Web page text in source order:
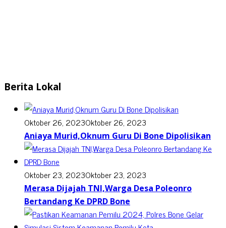
Berita Lokal
Oktober 26, 2023Oktober 26, 2023
Aniaya Murid,Oknum Guru Di Bone Dipolisikan
Oktober 23, 2023Oktober 23, 2023
Merasa Dijajah TNI,Warga Desa Poleonro
Bertandang Ke DPRD Bone